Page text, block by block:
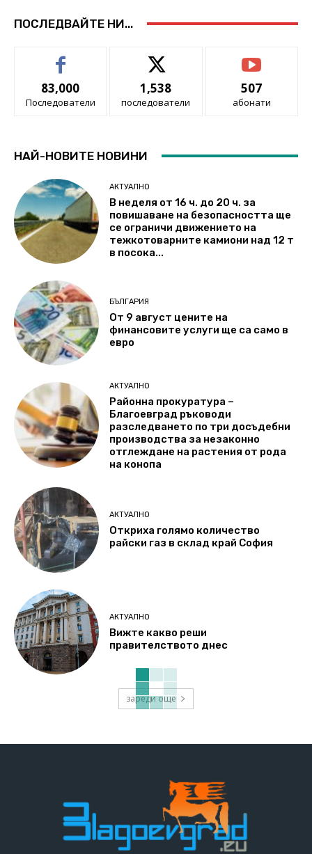
ПОСЛЕДВАЙТЕ НИ...
83,000
Последователи
1,538
последователи
507
абонати
НАЙ-НОВИТЕ НОВИНИ
АКТУАЛНО
В неделя от 16 ч. до 20 ч. за
повишаване на безопасността ще
се ограничи движението на
тежкотоварните камиони над 12 т
в посока...
БЪЛГАРИЯ
От 9 август цените на
финансовите услуги ще са само в
евро
АКТУАЛНО
Районна прокуратура –
Благоевград ръководи
разследването по три досъдебни
производства за незаконно
отглеждане на растения от рода
на конопа
АКТУАЛНО
Откриха голямо количество
райски газ в склад край София
АКТУАЛНО
Вижте какво реши
правителството днес
зареди още